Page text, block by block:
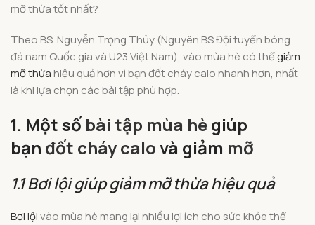
mỡ thừa tốt nhất?
Theo BS. Nguyễn Trọng Thủy (Nguyên BS Đội tuyển bóng
đá nam Quốc gia và U23 Việt Nam), vào mùa hè có thểgiảm
mỡ thừa hiệu quả hơn vì bạn đốt cháy calo nhanh hơn, nhất
là khi lựa chọn các bài tập phù hợp.
1. Một sốbài tập mùa hègiúp
bạn đốt cháy calovà giảm mỡ
1.1 Bơi lội giúp giảm mỡ thừa hiệu quả
Bơi lộivào mùa hè mang lại nhiều lợi ích cho sức khỏe thể